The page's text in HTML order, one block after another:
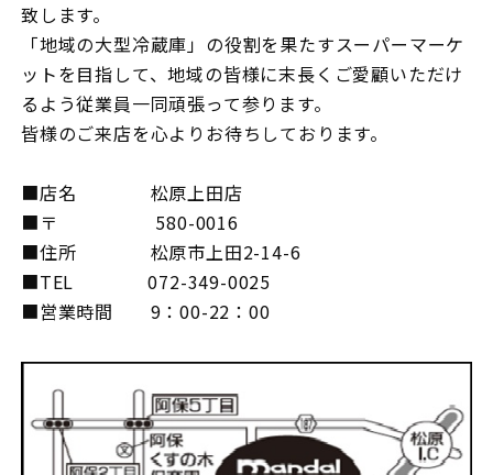
致します。
「地域の大型冷蔵庫」の役割を果たすスーパーマーケ
ットを目指して、地域の皆様に末長くご愛顧いただけ
るよう従業員一同頑張って参ります。
皆様のご来店を心よりお待ちしております。
■店名 松原上田店
■〒 580-0016
■住所 松原市上田2-14-6
■TEL 072-349-0025
■営業時間 9：00-22：00